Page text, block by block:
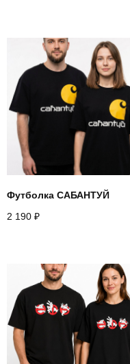
Футболка САБАНТУЙ
2 190 ₽